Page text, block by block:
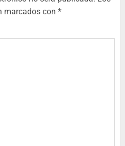
marcados con *